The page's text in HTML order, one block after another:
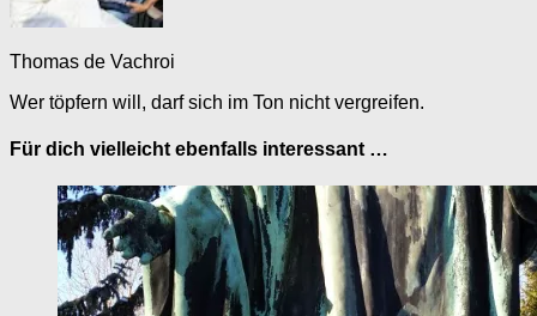
Thomas de Vachroi
Wer töpfern will, darf sich im Ton nicht vergreifen.
Für dich vielleicht ebenfalls interessant …